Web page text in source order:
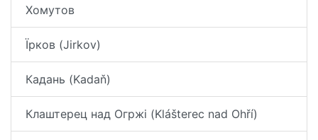
Хомутов
Їрков (Jirkov)
Кадань (Kadaň)
Клаштерец над Огржі (Klášterec nad Ohří)